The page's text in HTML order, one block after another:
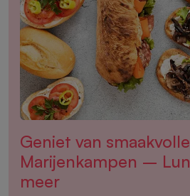
Geniet van
Marijenkampen –
meer